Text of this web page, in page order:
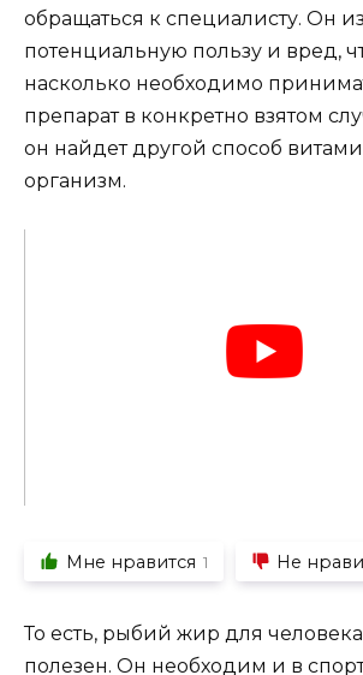
обращаться к специалисту. Он
потенциальную пользу и вред,
насколько необходимо
препарат в конкретно взятом
он найдет другой способ
организм.
Мне нравится 1 Не
То есть, рыбий жир для
полезен. Он необходим и в